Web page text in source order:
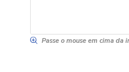
Passe o mouse em cima